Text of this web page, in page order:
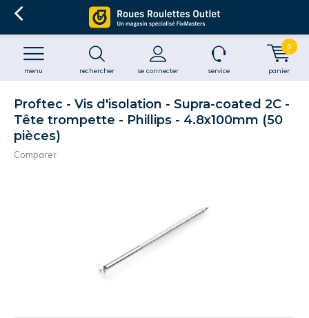
rechercher se connecter
menu service panier
0
Proftec - Vis d'isolation - Supra-coated 2C -
Tête trompette - Phillips - 4.8x100mm (50
pièces)
Comparer